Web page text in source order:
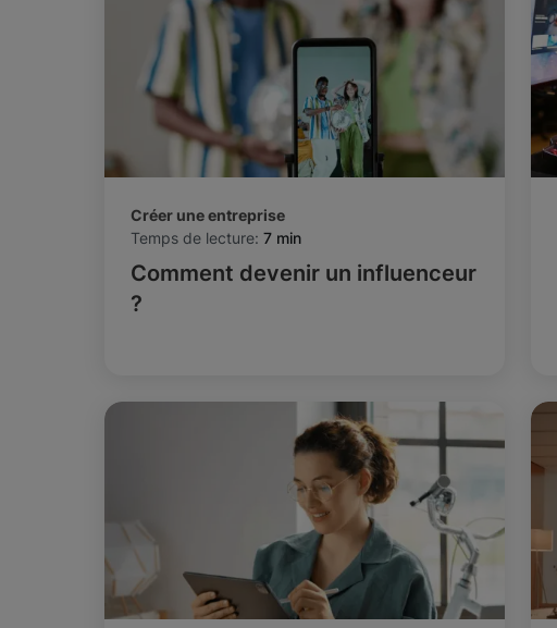
Créer une entreprise
Temps de lecture: 7 min
Comment devenir un influenceur
?